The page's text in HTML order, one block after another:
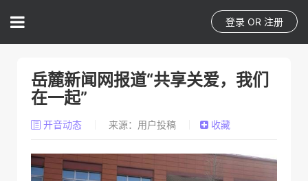
登录 OR 注册
岳麓新闻网报道“共享关爱，我们
在一起”
开音动态 来源：用户投稿 收藏